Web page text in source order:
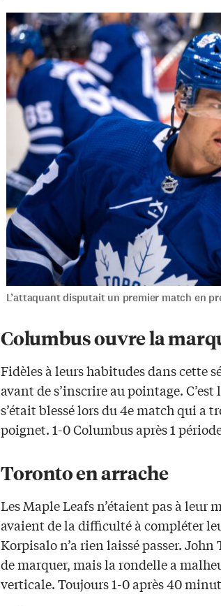
L’attaquant disputait un premier match en
Columbus ouvre la
Fidèles à leurs habitudes dans cette
avant de s’inscrire au pointage.
s’était blessé lors du 4e match qui a
poignet. 1-0 Columbus après 1
Toronto en arrache
Les Maple Leafs n’étaient pas à leur
avaient de la difficulté à compléter
Korpisalo n’a rien laissé passer.
de marquer, mais la rondelle a
verticale. Toujours 1-0 après 40